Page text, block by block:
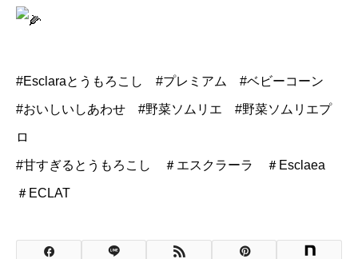
#Esclaraとうもろこし #プレミアム #ベビーコーン
#おいしいしあわせ #野菜ソムリエ #野菜ソムリエプ
ロ
#甘すぎるとうもろこし ＃エスクラーラ ＃Esclaea
＃ECLAT